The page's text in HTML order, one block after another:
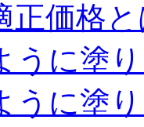
正価格
うに塗
うに塗